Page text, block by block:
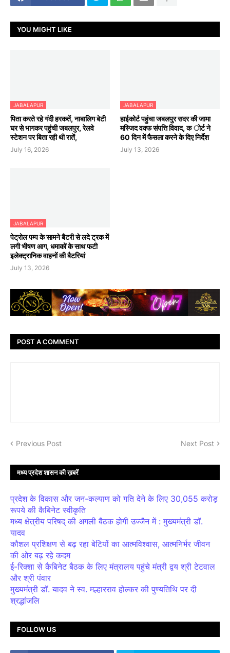
YOU MIGHT LIKE
JABALAPUR
पिता करते रहे गंदी हरकतें, नाबालिग बेटी
घर से भागकर पहुंची जबलपुर, रेलवे
स्टेशन पर बिता रही थी रातें,
July 16, 2026
JABALAPUR
हाईकोर्ट पहुंचा जबलपुर सदर की जामा
मस्जिद वक्फ संपत्ति विवाद, क ोर्ट ने
60 दिन में फैसला करने के दिए निर्देश
July 13, 2026
JABALAPUR
पेट्रोल पम्प के सामने बैटरी से लदे ट्रक में
लगी भीषण आग, धमाकों के साथ फटी
इलेक्ट्रानिक वाहनों की बैटरियां
July 13, 2026
POST A COMMENT
Previous Post Next Post
मध्य प्रदेश शासन की ख़बरें
प्रदेश के विकास और जन-कल्याण को गति देने के लिए 30,055 करोड़
रूपये की कैबिनेट स्वीकृति
मध्य क्षेत्रीय परिषद् की अगली बैठक होगी उज्जैन में : मुख्यमंत्री डॉ.
यादव
कौशल प्रशिक्षण से बढ़ रहा बेटियों का आत्मविश्वास, आत्मनिर्भर जीवन
की ओर बढ़ रहे कदम
ई-रिक्शा से कैबिनेट बैठक के लिए मंत्रालय पहुंचे मंत्री द्वय श्री टेटवाल
और श्री पंवार
मुख्यमंत्री डॉ. यादव ने स्व. मल्हारराव होल्कर की पुण्यतिथि पर दी
श्रद्धांजलि
FOLLOW US